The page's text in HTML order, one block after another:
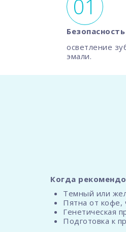
Безопасность
осветление
эмали.
Когда
Темный или
Пятна от кофе,
Генетическая
Подготовка к